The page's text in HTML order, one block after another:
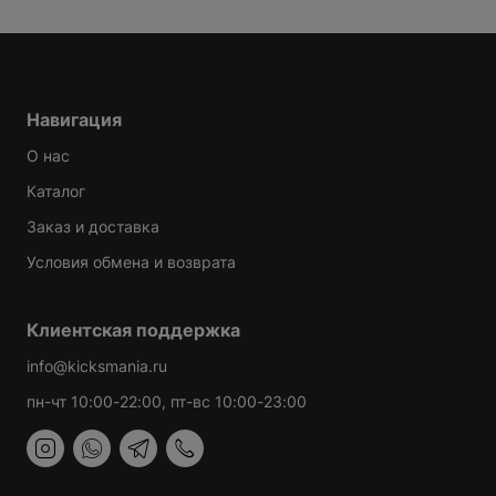
Навигация
О нас
Каталог
Заказ и доставка
Условия обмена и возврата
Клиентская поддержка
info@kicksmania.ru
пн-чт 10:00-22:00, пт-вс 10:00-23:00